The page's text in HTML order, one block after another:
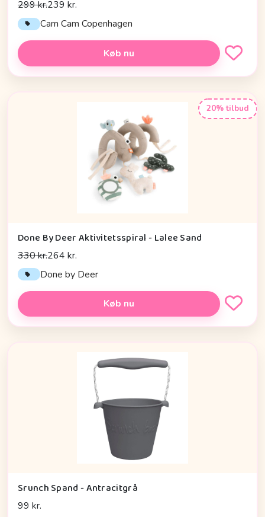
299 kr.239 kr.
Cam Cam Copenhagen
Køb nu
20% tilbud
Done By Deer Aktivitetsspiral - Lalee Sand
330 kr.264 kr.
Done by Deer
Køb nu
Srunch Spand - Antracitgrå
99 kr.